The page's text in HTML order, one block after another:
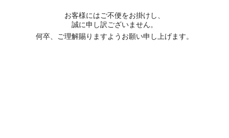
お客様にはご不便をお掛けし、
誠に申し訳ございません。
何卒、ご理解賜りますようお願い申し上げます。